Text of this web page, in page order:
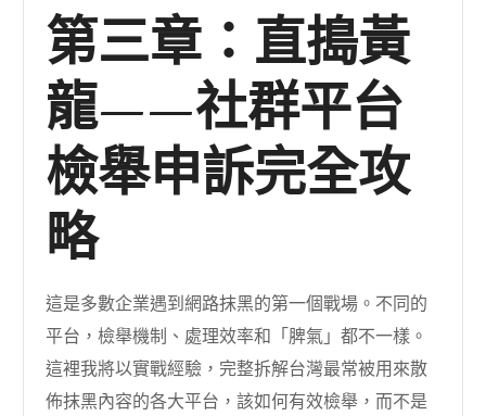
第三章：直搗黃
龍——社群平台
檢舉申訴完全攻
略
這是多數企業遇到網路抹黑的第一個戰場。不同的
平台，檢舉機制、處理效率和「脾氣」都不一樣。
這裡我將以實戰經驗，完整拆解台灣最常被用來散
佈抹黑內容的各大平台，該如何有效檢舉，而不是